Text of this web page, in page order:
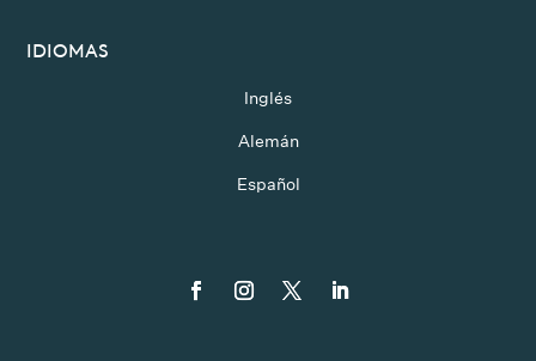
IDIOMAS
Inglés
Alemán
Español